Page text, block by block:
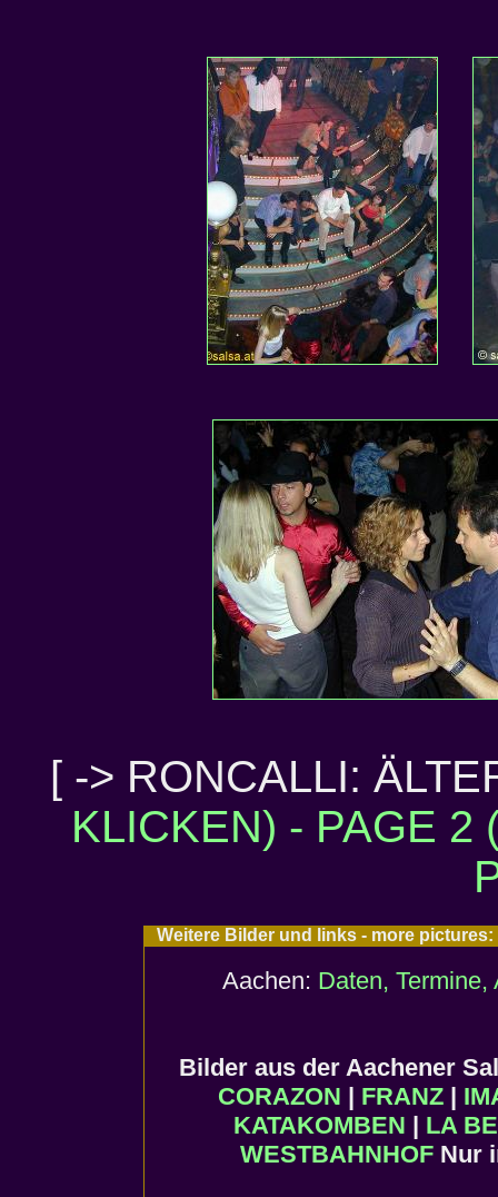
[ -> RONCALLI:
KLICKEN) - PAGE 2
Weitere Bilder und links - more
Aachen: Daten,
Bilder aus der Aachener
CORAZON | FRANZ|
KATAKOMBEN | LA
WESTBAHNHOFNur